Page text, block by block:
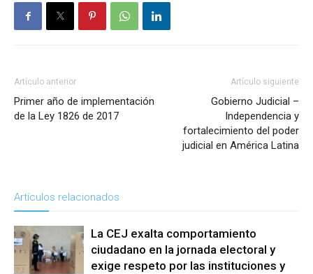
Artículo anterior
Primer año de implementación
de la Ley 1826 de 2017
Artículo siguiente
Gobierno Judicial –
Independencia y
fortalecimiento del poder
judicial en América Latina
Artículos relacionados
La CEJ exalta comportamiento
ciudadano en la jornada electoral y
exige respeto por las instituciones y